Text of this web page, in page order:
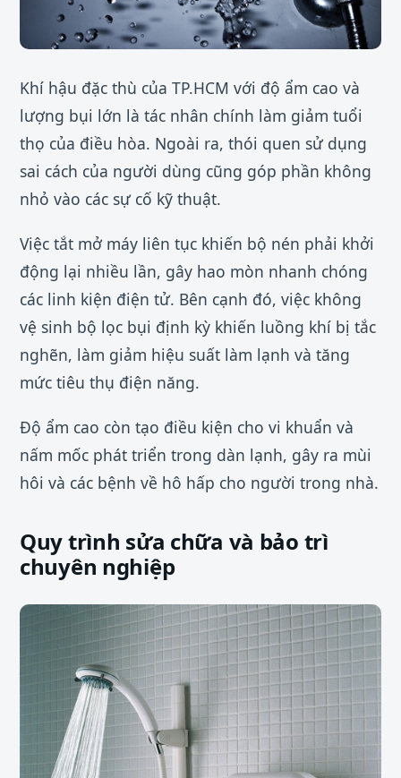
Khí hậu đặc thù của TP.HCM với độ ẩm cao và
lượng bụi lớn là tác nhân chính làm giảm tuổi
thọ của điều hòa. Ngoài ra, thói quen sử dụng
sai cách của người dùng cũng góp phần không
nhỏ vào các sự cố kỹ thuật.
Việc tắt mở máy liên tục khiến bộ nén phải khởi
động lại nhiều lần, gây hao mòn nhanh chóng
các linh kiện điện tử. Bên cạnh đó, việc không
vệ sinh bộ lọc bụi định kỳ khiến luồng khí bị tắc
nghẽn, làm giảm hiệu suất làm lạnh và tăng
mức tiêu thụ điện năng.
Độ ẩm cao còn tạo điều kiện cho vi khuẩn và
nấm mốc phát triển trong dàn lạnh, gây ra mùi
hôi và các bệnh về hô hấp cho người trong nhà.
Quy trình sửa chữa và bảo trì
chuyên nghiệp